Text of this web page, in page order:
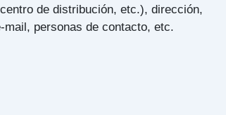
de distribución, etc.), dirección,
mail, personas de contacto, etc.